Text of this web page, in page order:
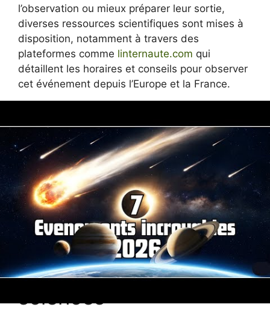
l’observation ou mieux préparer leur sortie,
diverses ressources scientifiques sont mises à
disposition, notamment à travers des
plateformes comme linternaute.com qui
détaillent les horaires et conseils pour observer
cet événement depuis l’Europe et la France.
l’éclipse solaire à venir, avec des
recommandations pour une observation
sécurisée et enrichissante.
Un événement
scientifique
incontournable soutenu
par la Cité des
sciences